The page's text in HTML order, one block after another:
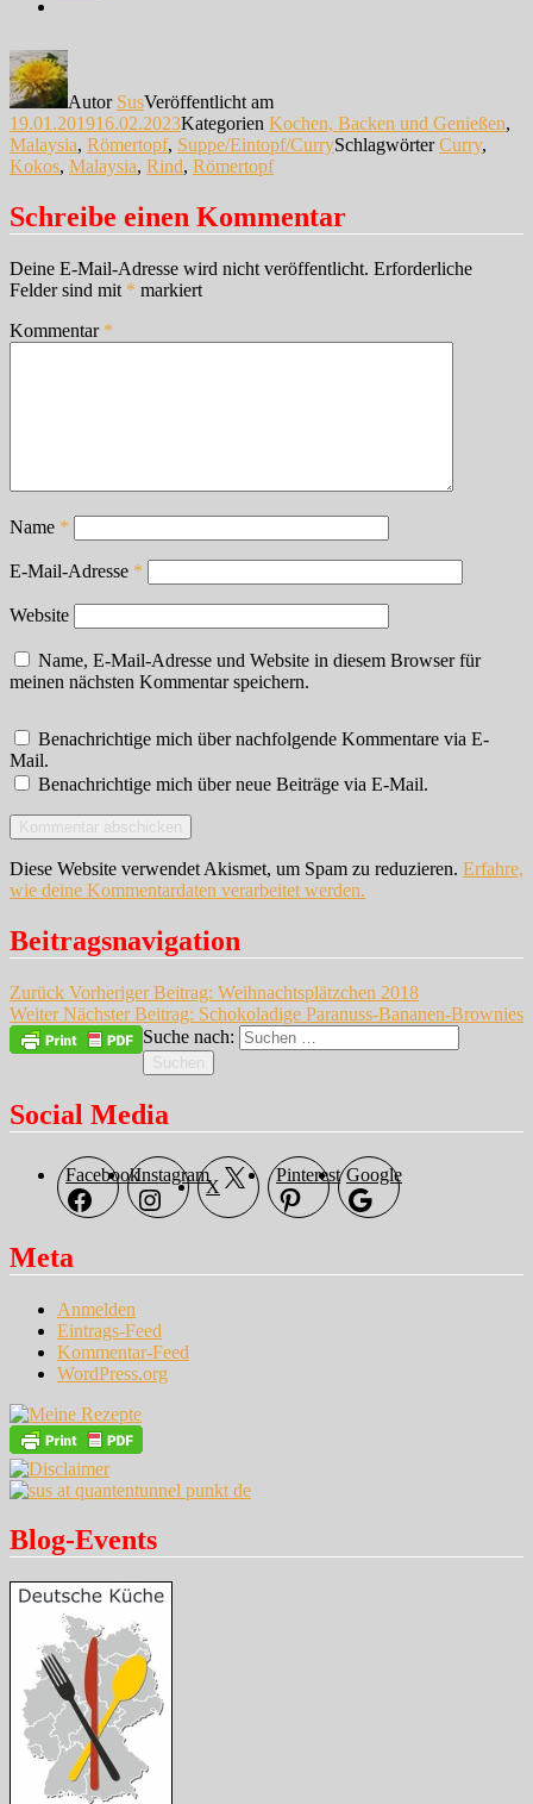
Autor SusVeröffentlicht am
19.01.201916.02.2023Kategorien Kochen, Backen und Genießen,
Malaysia, Römertopf, Suppe/Eintopf/CurrySchlagwörterCurry,
Kokos, Malaysia, Rind, Römertopf
Schreibe einen Kommentar
Deine E-Mail-Adresse wird nicht veröffentlicht. Erforderliche
Felder sind mit * markiert
Kommentar *
Name *
E-Mail-Adresse *
Website
Name, E-Mail-Adresse und Website in diesem Browser für
meinen nächsten Kommentar speichern.
Benachrichtige mich über nachfolgende Kommentare via E-
Mail.
Benachrichtige mich über neue Beiträge via E-Mail.
Diese Website verwendet Akismet, um Spam zu reduzieren. Erfahre,
wie deine Kommentardaten verarbeitet werden.
Beitragsnavigation
Zurück Vorheriger Beitrag: Weihnachtsplätzchen 2018
Weiter Nächster Beitrag: Schokoladige Paranuss-Bananen-Brownies
Suche nach:
Suchen
Social Media
FacebookInstagram
X
Pinterest Google
Meta
Anmelden
Eintrags-Feed
Kommentar-Feed
WordPress.org
Blog-Events